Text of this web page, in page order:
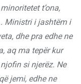
t’ona,
Ministri i jashtëm i
dhe pra edhe ne
aq ma tepër kur
si njerëz. Ne
jemi, edhe ne